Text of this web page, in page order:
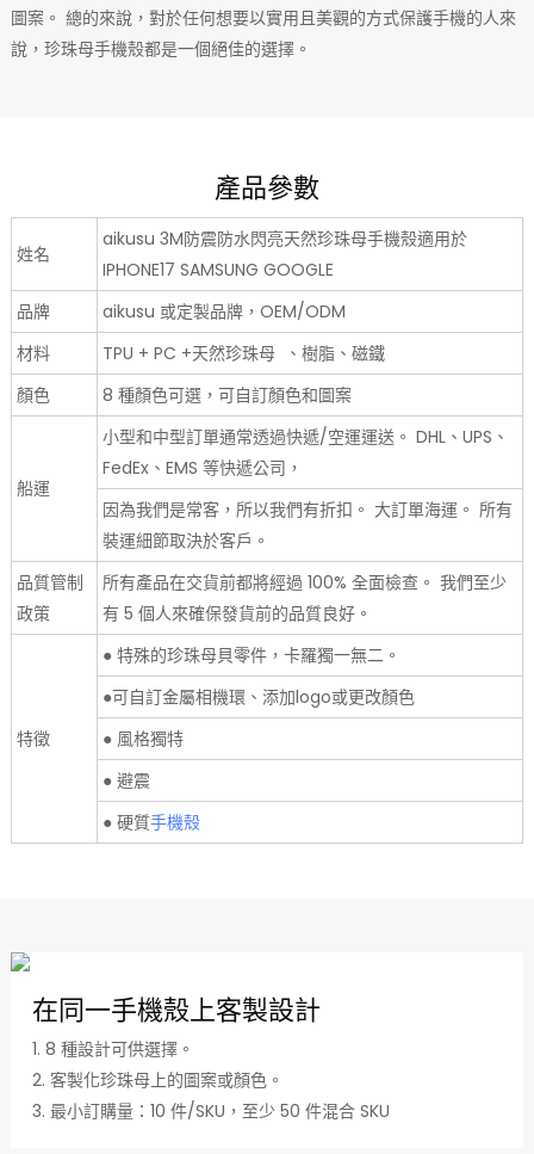
圖案。 總的來說，對於任何想要以實用且美觀的方式保護手機的人來
說，珍珠母手機殼都是一個絕佳的選擇。
產品參數
姓名
aikusu 3M防震防水閃亮天然珍珠母手機殼適用於
IPHONE17 SAMSUNG GOOGLE
品牌
aikusu 或定製品牌，OEM/ODM
材料
TPU + PC +天然珍珠母 、樹脂、磁鐵
顏色
8 種顏色可選，可自訂顏色和圖案
船運
小型和中型訂單通常透過快遞/空運運送。 DHL、UPS、
FedEx、EMS 等快遞公司，
因為我們是常客，所以我們有折扣。 大訂單海運。 所有
裝運細節取決於客戶。
品質管制
政策
所有產品在交貨前都將經過 100% 全面檢查。 我們至少
有 5 個人來確保發貨前的品質良好。
特徵
● 特殊的珍珠母貝零件，卡羅獨一無二。
●可自訂金屬相機環、添加logo或更改顏色
● 風格獨特
● 避震
● 硬質手機殼
在同一手機殼上客製設計
1. 8 種設計可供選擇。
2. 客製化珍珠母上的圖案或顏色。
3. 最小訂購量：10 件/SKU，至少 50 件混合 SKU